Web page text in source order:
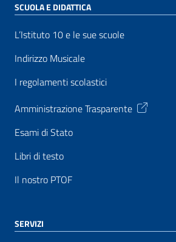
SCUOLA E DIDATTICA
L’Istituto 10 e le sue scuole
Indirizzo Musicale
I regolamenti scolastici
Amministrazione Trasparente
Esami di Stato
Libri di testo
Il nostro PTOF
SERVIZI